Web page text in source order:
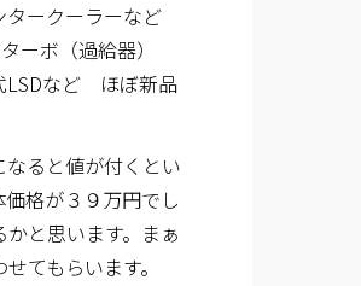
ークーラーなど
ボ（過給器）
LSDなど ほぼ新品
ると値が付くとい
格が３９万円でし
と思います。まぁ
もらいます。